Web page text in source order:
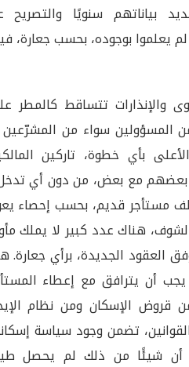
بياناتهم سنويًا والتصريح
يعلموا بوجوده، بحسب جعارة،
والإنذارات تتساقط كالمطر
المسؤولين سواء من المشرّعين
بأي خطوة، تاركين
بعضهم مع بعض، من دون أي
جعارة. فمن أصل نحو 180 ألف مستأجر قديم، بحسب إحصاء
هناك عدد كبير لا يملك
العقود الجديدة، برأي جعارة.
أن يترافق مع إعطاء
قروض الإسكان ومن نظام
تضمن وجود سياسة
أن شيئًا من ذلك لم يحصل